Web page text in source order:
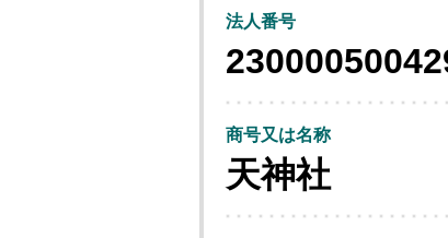
法人番号
商号又は名称
天神社